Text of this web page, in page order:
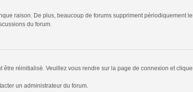
raison. De plus, beaucoup de forums suppriment périodiquement
du forum.
réinitialisé. Veuillez vous rendre sur la page de connexion et
un administrateur du forum.